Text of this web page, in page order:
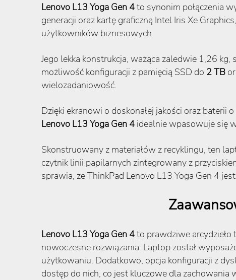
Lenovo L13 Yoga Gen 4to synonim połączenia
generacji oraz kartę graficzną Intel Iris Xe
użytkowników biznesowych.
Jego lekka konstrukcja, ważąca zaledwie 1,26 kg,
możliwość konfiguracji z pamięcią SSD do 2 TB
wielozadaniowość.
Dzięki ekranowi o doskonałej jakości oraz baterii
Lenovo L13 Yoga Gen 4 idealnie wpasowuje się
Skonstruowany z materiałów z recyklingu, ten
czytnik linii papilarnych zintegrowany z
sprawia, że ThinkPad Lenovo L13 Yoga Gen 4
Lenovo L13 Yoga Gen 4to prawdziwe
nowoczesne rozwiązania. Laptop został
użytkowaniu. Dodatkowo, opcja konfiguracji z
dostęp do nich, co jest kluczowe dla zachowania